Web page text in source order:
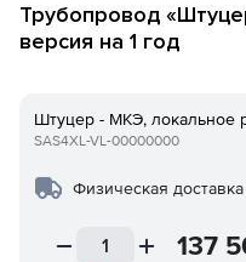
Трубопровод
версия на 1 год
Штуцер - МКЭ, локальное
SAS4XL-VL-00000000
Физическая
137